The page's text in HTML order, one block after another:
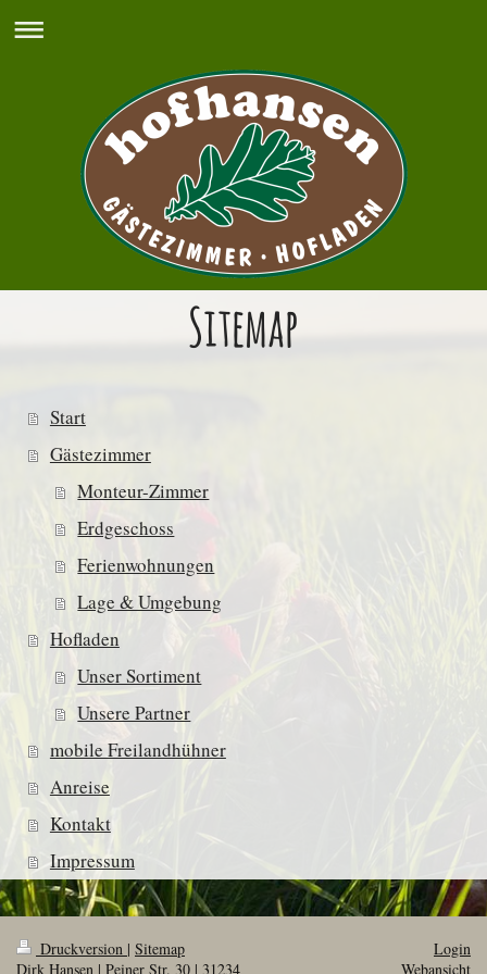
Sitemap
Start
Gästezimmer
Monteur-Zimmer
Erdgeschoss
Ferienwohnungen
Lage & Umgebung
Hofladen
Unser Sortiment
Unsere Partner
mobile Freilandhühner
Anreise
Kontakt
Impressum
Druckversion | Sitemap
Dirk Hansen | Peiner Str. 30 | 31234
Login
Webansicht